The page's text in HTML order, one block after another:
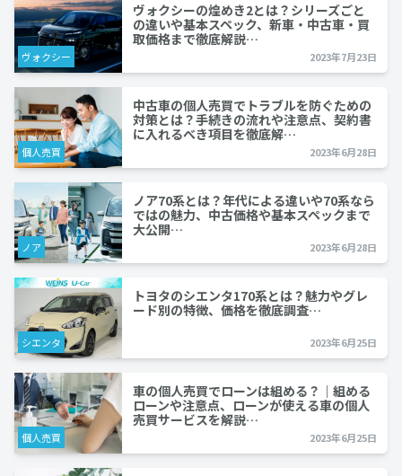
ヴォクシー
ヴォクシーの煌めき2とは？シリーズごと
の違いや基本スペック、新車・中古車・買
取価格まで徹底解説…
2023年7月23日
個人売買
中古車の個人売買でトラブルを防ぐための
対策とは？手続きの流れや注意点、契約書
に入れるべき項目を徹底解…
2023年6月28日
ノア
ノア70系とは？年代による違いや70系なら
ではの魅力、中古価格や基本スペックまで
大公開…
2023年6月28日
シエンタ
トヨタのシエンタ170系とは？魅力やグレ
ード別の特徴、価格を徹底調査…
2023年6月25日
個人売買
車の個人売買でローンは組める？｜組める
ローンや注意点、ローンが使える車の個人
売買サービスを解説…
2023年6月25日